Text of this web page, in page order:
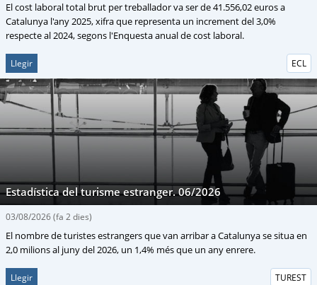
El cost laboral total brut per treballador va ser de 41.556,02 euros a
Catalunya l'any 2025, xifra que representa un increment del 3,0%
respecte al 2024, segons l'Enquesta anual de cost laboral.
Llegir ECL
Estadística del turisme estranger. 06/2026
03/08/2026(fa 2 dies)
El nombre de turistes estrangers que van arribar a Catalunya se situa en
2,0 milions al juny del 2026, un 1,4% més que un any enrere.
Llegir TUREST